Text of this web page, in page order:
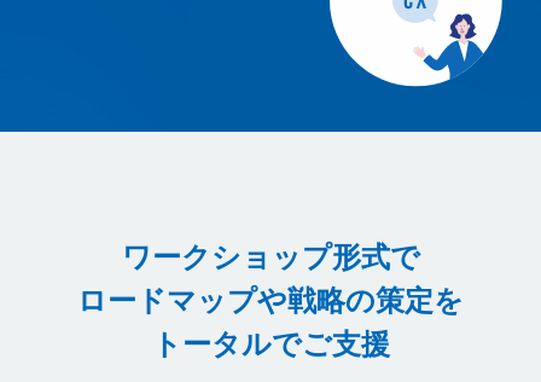
ワークショップ形式で
ロードマップや戦略の策定を
トータルでご支援